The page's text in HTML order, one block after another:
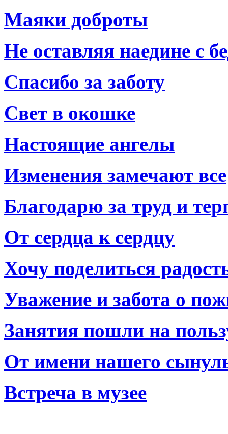
Маяки доброты
Не оставляя наедине с
Спасибо за заботу
Свет в окошке
Настоящие ангелы
Изменения замечают все
Благодарю за труд и
От сердца к сердцу
Хочу поделиться
Уважение и забота о
Занятия пошли на
От имени нашего
Встреча в музее